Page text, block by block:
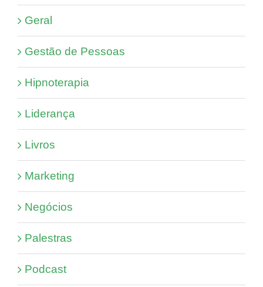
Geral
Gestão de Pessoas
Hipnoterapia
Liderança
Livros
Marketing
Negócios
Palestras
Podcast